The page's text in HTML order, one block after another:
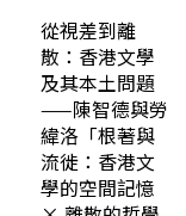
從視差到離
散：香港文學
及其本土問題
——陳智德與勞
緯洛「根著與
流徙：香港文
學的空間記憶